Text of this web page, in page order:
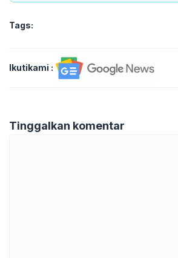
Tags:
Ikutikami :
Tinggalkan komentar